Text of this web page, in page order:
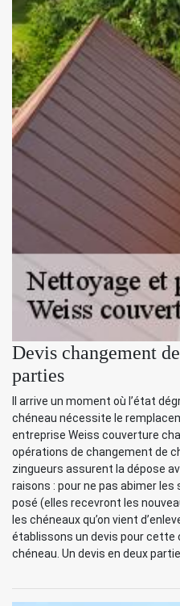
Devis changement
parties
Il arrive un moment où l’état
chéneau nécessite le
entreprise Weiss couverture
opérations de changement de
zingueurs assurent la dépose
raisons : pour ne pas abimer
posé (elles recevront les
les chéneaux qu’on vient
établissons un devis pour cette
chéneau. Un devis en deux